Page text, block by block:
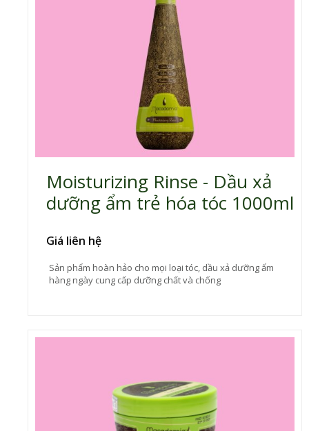
Moisturizing Rinse - Dầu xả
dưỡng ẩm trẻ hóa tóc 1000ml
Giá liên hệ
Sản phẩm hoàn hảo cho mọi loại tóc, dầu xả dưỡng ẩm
hàng ngày cung cấp dưỡng chất và chống